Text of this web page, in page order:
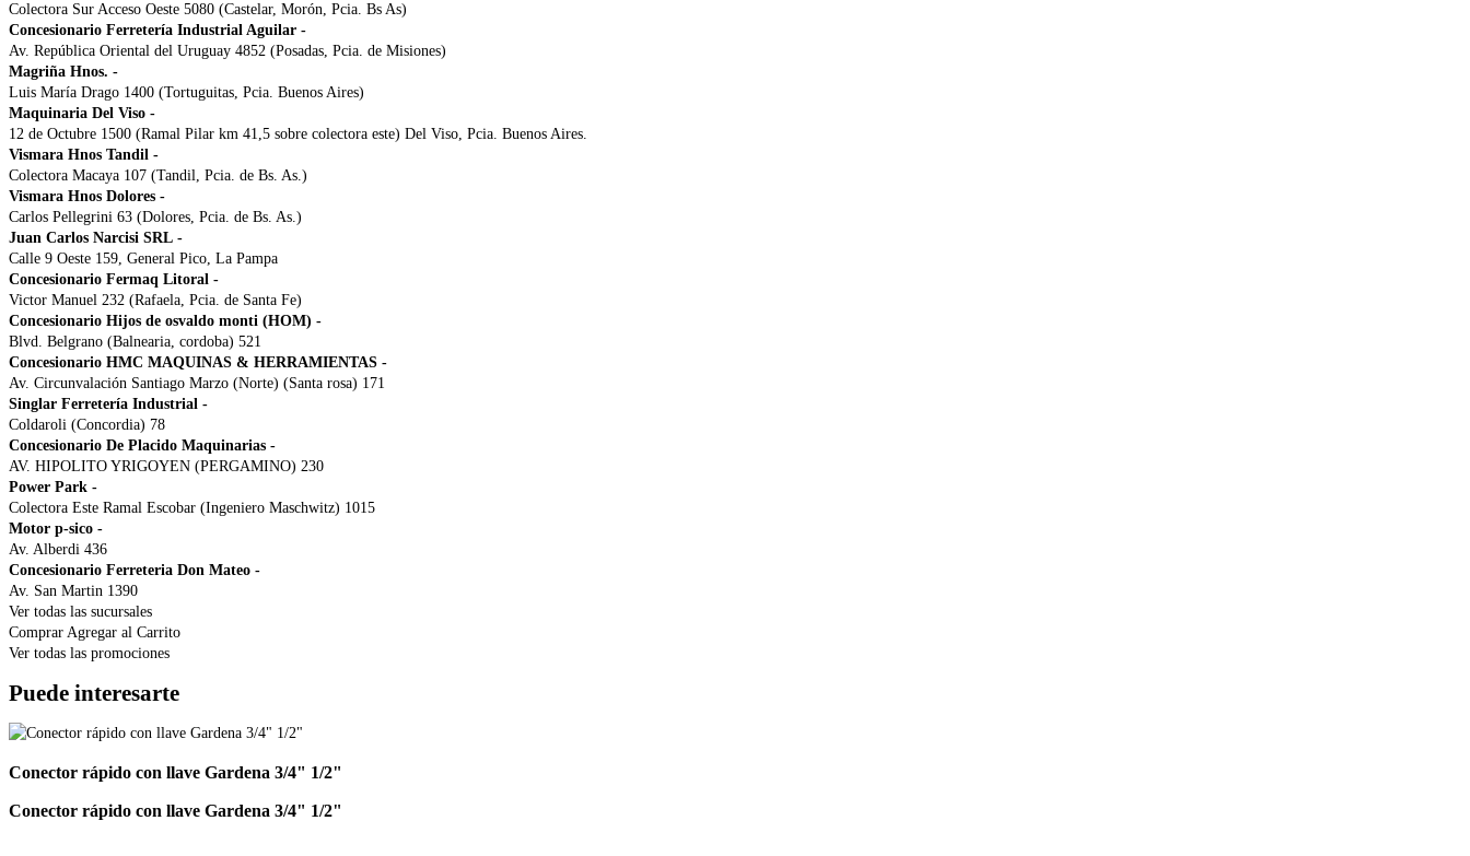
Colectora Sur Acceso Oeste 5080 (Castelar, Morón, Pcia. Bs As)
Concesionario Ferretería Industrial Aguilar -
Av. República Oriental del Uruguay 4852 (Posadas, Pcia. de Misiones)
Magriña Hnos. -
Luis María Drago 1400 (Tortuguitas, Pcia. Buenos Aires)
Maquinaria Del Viso -
12 de Octubre 1500 (Ramal Pilar km 41,5 sobre colectora este) Del Viso, Pcia. Buenos Aires.
Vismara Hnos Tandil -
Colectora Macaya 107 (Tandil, Pcia. de Bs. As.)
Vismara Hnos Dolores -
Carlos Pellegrini 63 (Dolores, Pcia. de Bs. As.)
Juan Carlos Narcisi SRL -
Calle 9 Oeste 159, General Pico, La Pampa
Concesionario Fermaq Litoral -
Victor Manuel 232 (Rafaela, Pcia. de Santa Fe)
Concesionario Hijos de osvaldo monti (HOM) -
Blvd. Belgrano (Balnearia, cordoba) 521
Concesionario HMC MAQUINAS & HERRAMIENTAS -
Av. Circunvalación Santiago Marzo (Norte) (Santa rosa) 171
Singlar Ferretería Industrial -
Coldaroli (Concordia) 78
Concesionario De Placido Maquinarias -
AV. HIPOLITO YRIGOYEN (PERGAMINO) 230
Power Park -
Colectora Este Ramal Escobar (Ingeniero Maschwitz) 1015
Motor p-sico -
Av. Alberdi 436
Concesionario Ferreteria Don Mateo -
Av. San Martin 1390
Ver todas las sucursales
Comprar Agregar al Carrito
Ver todas las promociones
Puede interesarte
Conector rápido con llave Gardena 3/4" 1/2"
Conector rápido con llave Gardena 3/4" 1/2"